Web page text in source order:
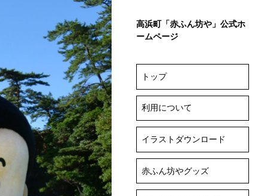
高浜町「赤ふん坊や」公式ホ
ームページ
トップ
利用について
イラストダウンロード
赤ふん坊やグッズ